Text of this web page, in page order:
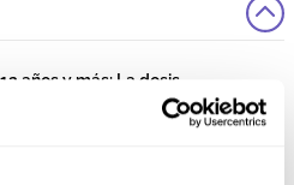
años y más: La dosis
al día. Tome la tableta con
120 mg Tableta